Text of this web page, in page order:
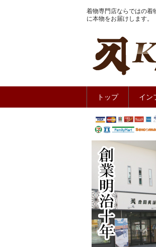
着物専門店ならではの着
に本物をお届けします。
トップ イン